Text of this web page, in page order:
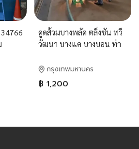
ดูดส้วมบางพลัด ตลิ่งชัน ทวี
วัฒนา บางแค บางบอน ท่า
สุพัตร าบริการ
กรุงเทพมหานคร
฿ 1,200